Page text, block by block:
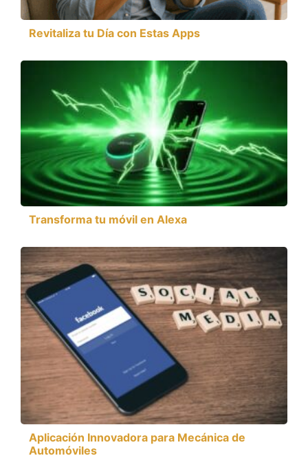
Revitaliza tu Día con Estas Apps
Transforma tu móvil en Alexa
Aplicación Innovadora para Mecánica de
Automóviles